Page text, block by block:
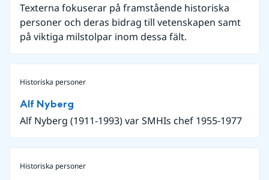
Texterna fokuserar på framstående historiska
personer och deras bidrag till vetenskapen samt
på viktiga milstolpar inom dessa fält.
Historiska personer
Alf Nyberg
Alf Nyberg (1911-1993) var SMHIs chef 1955-1977
Historiska personer